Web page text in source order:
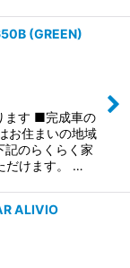
(GREEN)
す ■完成車の
お住まいの地域
記のらくらく家
だけます。 …
ALIVIO